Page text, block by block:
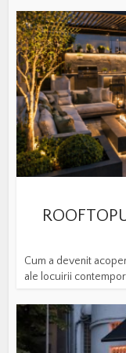
Cum a devenit
ale locuirii